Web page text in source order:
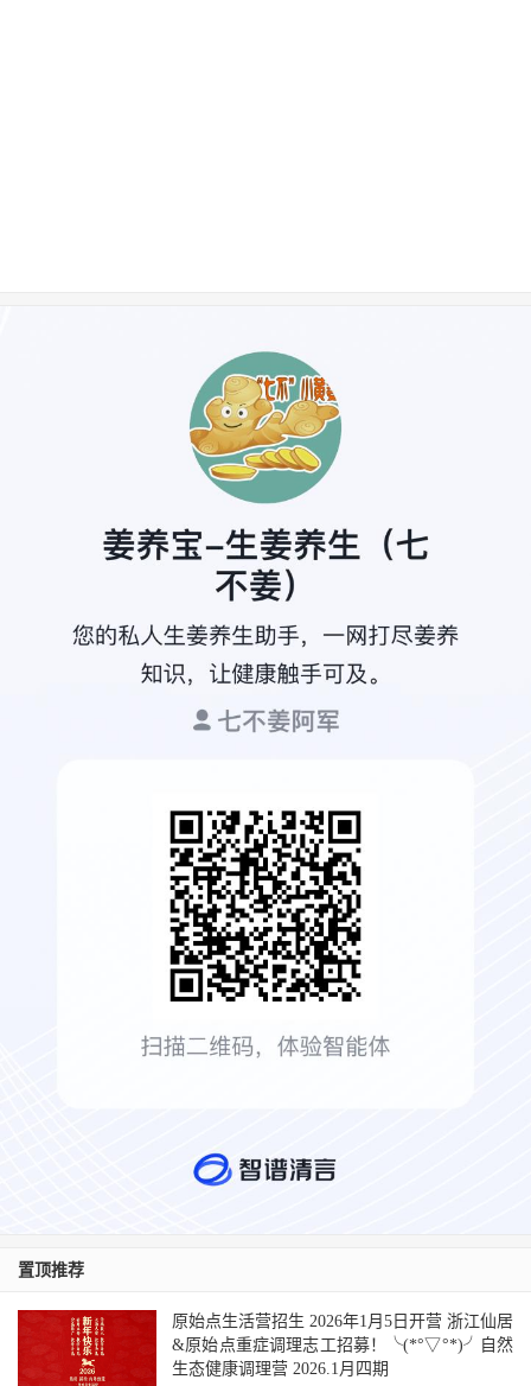
置顶推荐
原始点生活营招生 2026年1月5日开营 浙江仙居
&原始点重症调理志工招募！╰(*°▽°*)╯自然
生态健康调理营 2026.1月四期